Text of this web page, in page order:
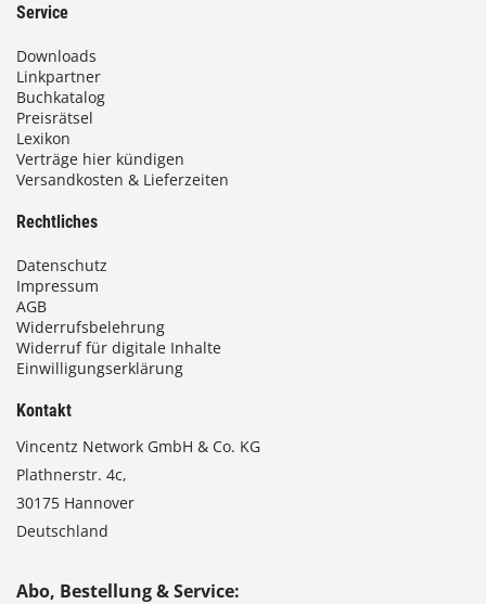
Service
Downloads
Linkpartner
Buchkatalog
Preisrätsel
Lexikon
Verträge hier kündigen
Versandkosten & Lieferzeiten
Rechtliches
Datenschutz
Impressum
AGB
Widerrufsbelehrung
Widerruf für digitale Inhalte
Einwilligungserklärung
Kontakt
Vincentz Network GmbH & Co. KG
Plathnerstr. 4c,
30175 Hannover
Deutschland
Abo, Bestellung & Service: